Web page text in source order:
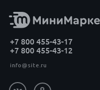
info@site.ru
+7 800 455-43-17
+7 800 455-43-12